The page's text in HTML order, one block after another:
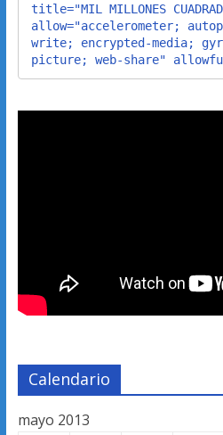
title="MIL MILLONES
allow="accelerometer;
write; encrypted-media;
picture; web-share"
Calendario
mayo 2013